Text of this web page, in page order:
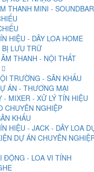
THANH MINI - SOUNDBAR
HIỆU - DÂY LOA HOME
BỊ LƯU TRỮ
THANH - NỘI THẤT
TRƯỜNG - SÂN KHẤU
ÁN - THƯƠNG MẠI
- MIXER - XỬ LÝ TÍN HIỆU
CHUYÊN NGHIỆP
KHẤU
HIỆU - JACK - DÂY LOA
DỰ ÁN CHUYÊN
ĐỘNG - LOA VI TÍNH